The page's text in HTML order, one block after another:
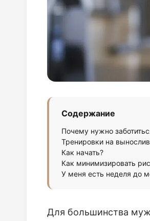
Содержание
Почему нужно
Тренировки на
Как начать?
Как минимизировать
У меня есть неделя до
Для большинства